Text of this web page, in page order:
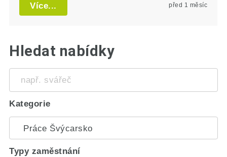
Více... před 1 měsíc
Hledat nabídky
svářeč
Kategorie
Typy zaměstnání